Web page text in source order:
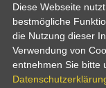
32683
Tel:
Email:
Diese Webseite
bestmögliche
die Nutzung dieser
Verwendung von
entnehmen Sie bitte